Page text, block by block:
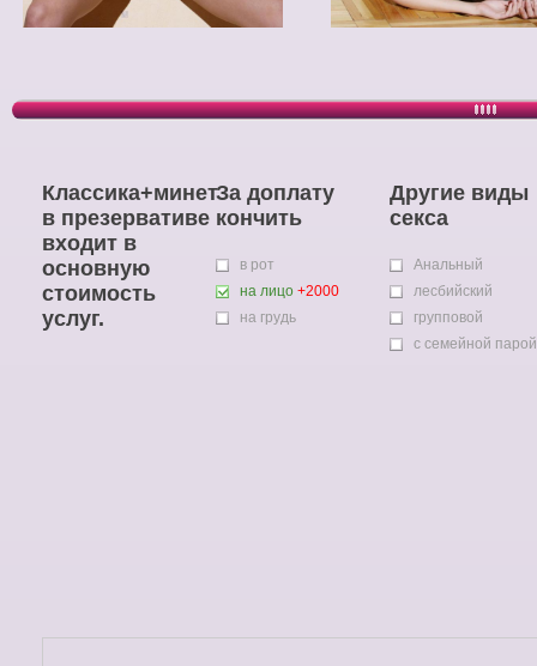
Классика+минет
в презервативе
входит в
основную
стоимость
услуг.
За доплату
кончить
в рот
на лицо +2000
на грудь
Другие виды
секса
Анальный
лесбийский
групповой
с семейной парой